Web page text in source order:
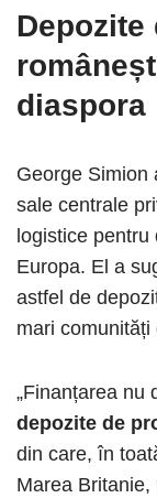
Depozite
diaspora
George Simion
sale centrale
logistice
Europa. El a
astfel de
mari comunități
„Finanțarea nu
depozite de
din care, în
Marea Britanie,